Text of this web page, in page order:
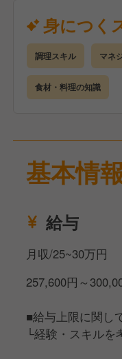
賞与は業績賞与2回
張りがしっかり還
【料理人として、
その中で「この食
った固定概念にと
考えていける環境で
がら内容を決めて
ューに反映される
また、今の時代に1
は、これからの時
と私たちは考えて
きました。
そんな企業だから
境が整っています。
【最高の労働環境！
基本的にディナー
また、年間休日は
「飲食の仕事は夜
ではないでしょうか
あわせて年2回のリ
ともできます。
※もちろん制度があ
身につく
調理スキル マネ
食材・料理の知識
基本情
給与
月収/25~30万円
257,600円～
■給与上限に関し
└経験・スキルを